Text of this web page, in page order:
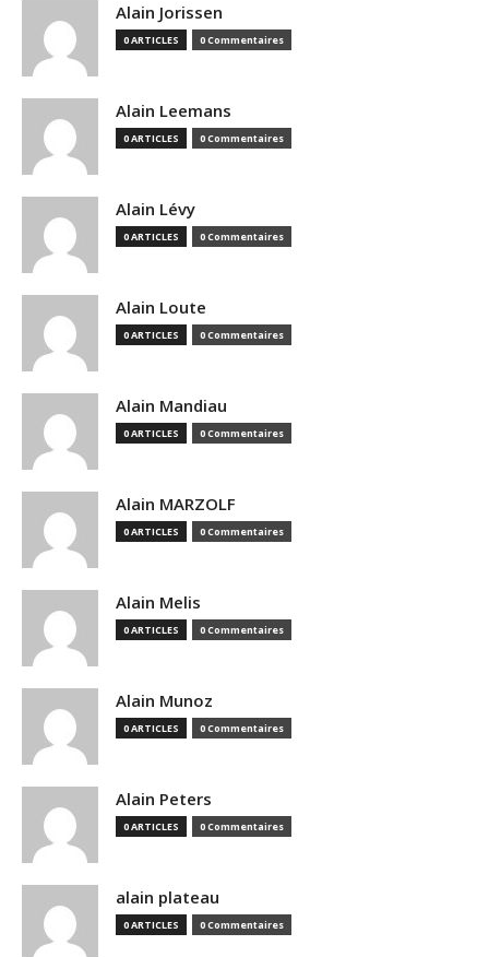
Alain Jorissen
0 ARTICLES 0 Commentaires
Alain Leemans
0 ARTICLES 0 Commentaires
Alain Lévy
0 ARTICLES 0 Commentaires
Alain Loute
0 ARTICLES 0 Commentaires
Alain Mandiau
0 ARTICLES 0 Commentaires
Alain MARZOLF
0 ARTICLES 0 Commentaires
Alain Melis
0 ARTICLES 0 Commentaires
Alain Munoz
0 ARTICLES 0 Commentaires
Alain Peters
0 ARTICLES 0 Commentaires
alain plateau
0 ARTICLES 0 Commentaires